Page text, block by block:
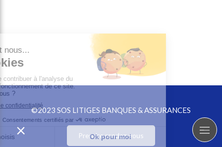
©2023 SOS LITIGES BANQUES & ASSURANCES
Prendre rendez-vous